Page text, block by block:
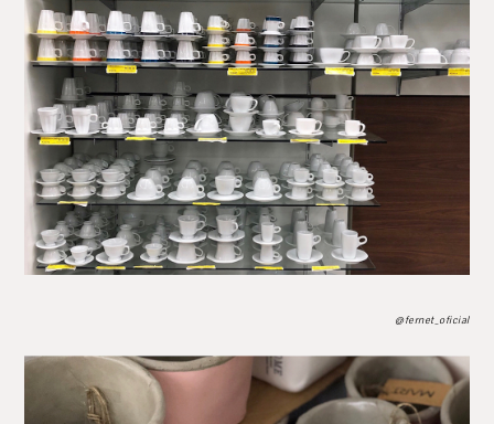
@fernet_oficial